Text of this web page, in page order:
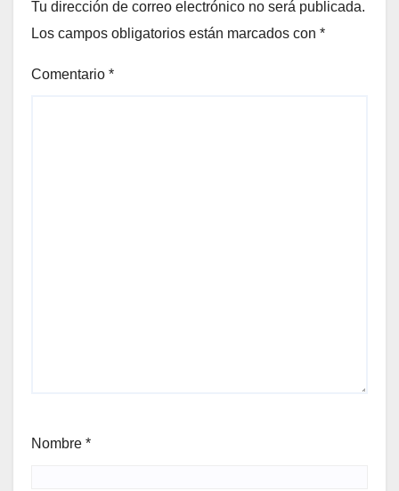
Tu dirección de correo electrónico no será publicada.
Los campos obligatorios están marcados con *
Comentario *
Nombre *